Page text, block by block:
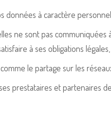
données à caractère
ne sont pas
à ses obligations
le partage sur les
prestataires et